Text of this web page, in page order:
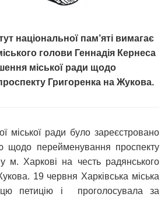
національної пам’яті вимагає
голови Геннадія Кернеса
міської ради щодо
Григоренка на Жукова.
міської ради було зареєстровано
щодо перейменування проспекту
м. Харкові на честь радянського
19 червня Харківська міська
петицію і проголосувала за